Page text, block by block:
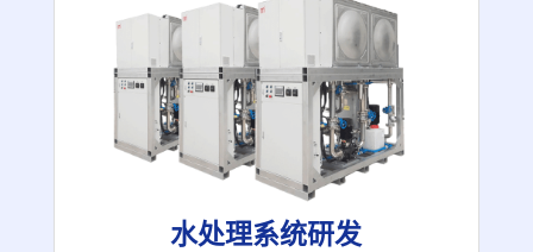
水处理系统研发